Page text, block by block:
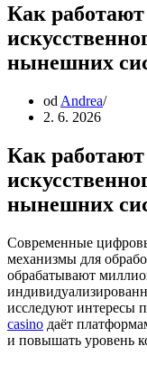
Как
нынешних
od Andrea
2. 6. 2026
Как
нынешних
Современные
механизмы для
обрабатывают
исследуют интересы
casino даёт
и повышать уровень